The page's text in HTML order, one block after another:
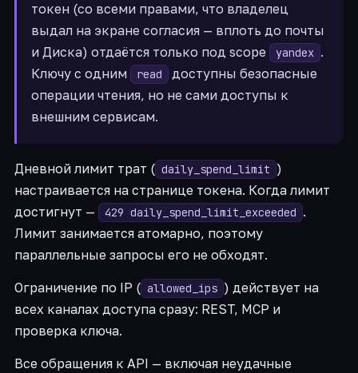
токен (со всеми правами, что владелец
выдал на экране согласия — вплоть до почты
и Диска) отдаётся только под scope
yandex .
Ключу с одним
read
доступны безопасные
операции чтения, но не сами доступы к
внешним сервисам.
Дневной лимит трат ( daily_spend_limit )
настраивается на странице токена. Когда лимит
достигнут —
429 daily_spend_limit_exceeded .
Лимит занимается атомарно, поэтому
параллельные запросы его не обходят.
Ограничение по IP ( allowed_ips ) действует на
всех каналах доступа сразу: REST, MCP и
проверка ключа.
Все обращения к API — включая неудачные